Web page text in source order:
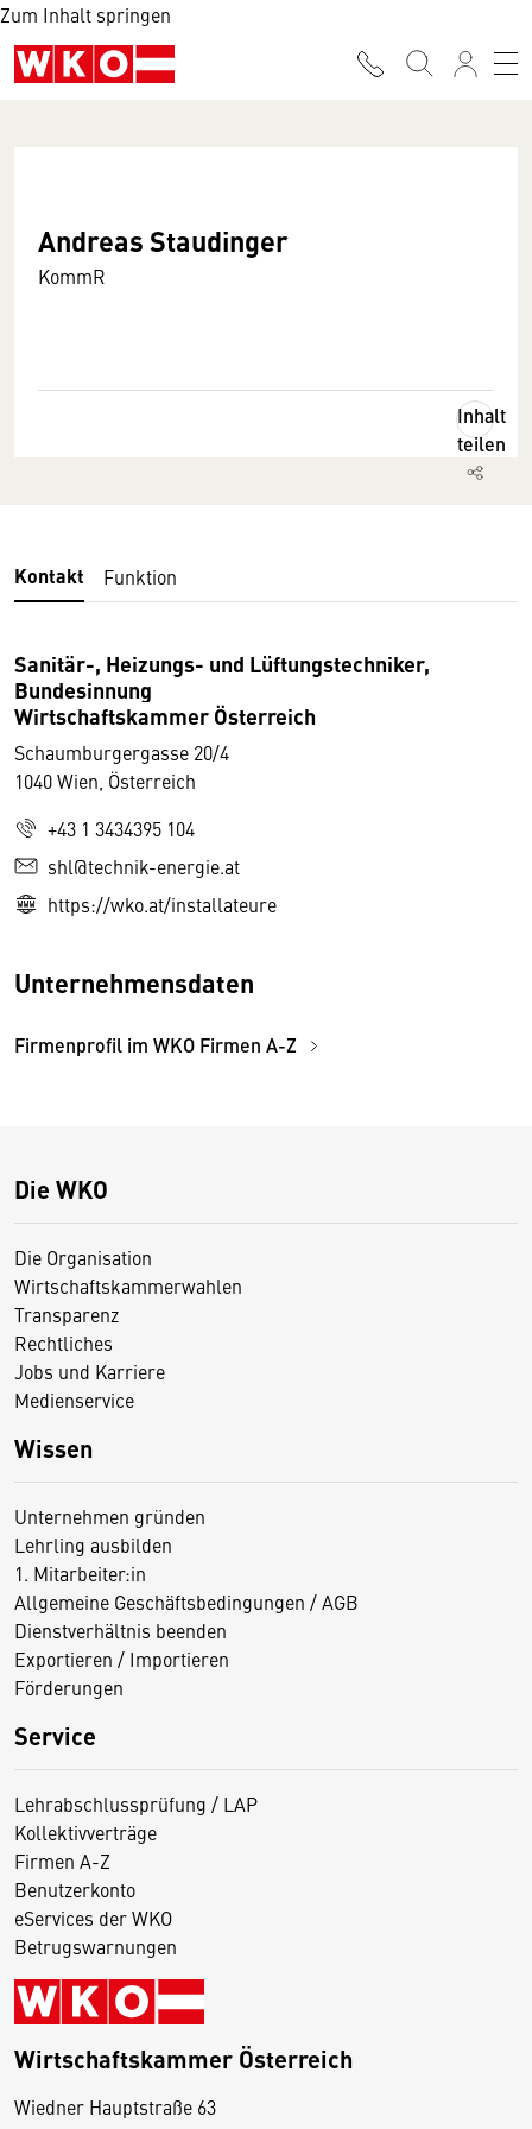
Zum Inhalt springen
Andreas Staudinger
KommR
Inhalt
teilen
Kontakt Funktion
Sanitär-, Heizungs- und Lüftungstechniker,
Bundesinnung
Wirtschaftskammer Österreich
Schaumburgergasse 20/4
1040 Wien, Österreich
+43 1 3434395 104
shl@technik-energie.at
https://wko.at/installateure
Unternehmensdaten
Firmenprofil im WKO Firmen A-Z
Die WKO
Die Organisation
Wirtschaftskammerwahlen
Transparenz
Rechtliches
Jobs und Karriere
Medienservice
Wissen
Unternehmen gründen
Lehrling ausbilden
1. Mitarbeiter:in
Allgemeine Geschäftsbedingungen / AGB
Dienstverhältnis beenden
Exportieren / Importieren
Förderungen
Service
Lehrabschlussprüfung / LAP
Kollektivverträge
Firmen A-Z
Benutzerkonto
eServices der WKO
Betrugswarnungen
Wirtschaftskammer Österreich
Wiedner Hauptstraße 63
D